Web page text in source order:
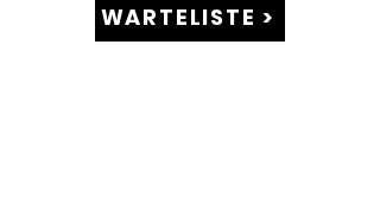
WARTELISTE >